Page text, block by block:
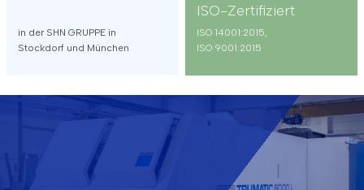
in der SHN GRUPPE in
Stockdorf und München
ISO-Zertifiziert
ISO 14001:2015,
ISO 9001:2015